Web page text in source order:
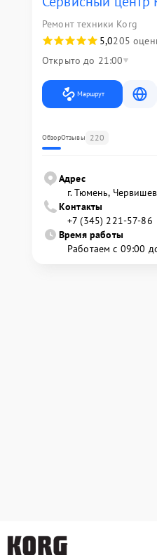
Ремонт техники Korg
5,0205
Открыто до 21:00
Маршрут
ОбзорОтзывы 220
Адрес
г. Тюмень,
Контакты
+7 (345) 221-57-86
Время работы
Работаем с 09:00